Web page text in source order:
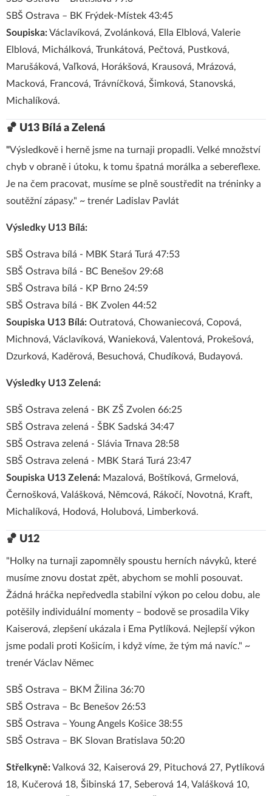
SBŠ Ostrava – BK Frýdek-Místek 43:45
Soupiska:Václavíková, Zvolánková, Ella Elblová, Valerie
Elblová, Michálková, Trunkátová, Pečtová, Pustková,
Marušáková, Vaľková, Horákšová, Krausová, Mrázová,
Macková, Francová, Trávníčková, Šimková, Stanovská,
Michalíková.
🏀 U13 Bílá a Zelená
"Výsledkově i herně jsme na turnaji propadli. Velké množství
chyb v obraně i útoku, k tomu špatná morálka a sebereflexe.
Je na čem pracovat, musíme se plně soustředit na tréninky a
soutěžní zápasy." ~ trenér Ladislav Pavlát
Výsledky U13 Bílá:
SBŠ Ostrava bílá - MBK Stará Turá 47:53
SBŠ Ostrava bílá - BC Benešov 29:68
SBŠ Ostrava bílá - KP Brno 24:59
SBŠ Ostrava bílá - BK Zvolen 44:52
Soupiska U13 Bílá: Outratová, Chowaniecová, Copová,
Michnová, Václavíková, Wanieková, Valentová, Prokešová,
Dzurková, Kaděrová, Besuchová, Chudíková, Budayová.
Výsledky U13 Zelená:
SBŠ Ostrava zelená - BK ZŠ Zvolen 66:25
SBŠ Ostrava zelená - ŠBK Sadská 34:47
SBŠ Ostrava zelená - Slávia Trnava 28:58
SBŠ Ostrava zelená - MBK Stará Turá 23:47
Soupiska U13 Zelená: Mazalová, Boštíková, Grmelová,
Černošková, Valášková, Němcová, Rákočí, Novotná, Kraft,
Michalíková, Hodová, Holubová, Limberková.
🏀 U12
"Holky na turnaji zapomněly spoustu herních návyků, které
musíme znovu dostat zpět, abychom se mohli posouvat.
Žádná hráčka nepředvedla stabilní výkon po celou dobu, ale
potěšily individuální momenty – bodově se prosadila Viky
Kaiserová, zlepšení ukázala i Ema Pytlíková. Nejlepší výkon
jsme podali proti Košicím, i když víme, že tým má navíc." ~
trenér Václav Němec
SBŠ Ostrava – BKM Žilina 36:70
SBŠ Ostrava – Bc Benešov 26:53
SBŠ Ostrava – Young Angels Košice 38:55
SBŠ Ostrava – BK Slovan Bratislava 50:20
Střelkyně:Valková 32, Kaiserová 29, Pituchová 27, Pytlíková
18, Kučerová 18, Šibinská 17, Seberová 14, Valášková 10,